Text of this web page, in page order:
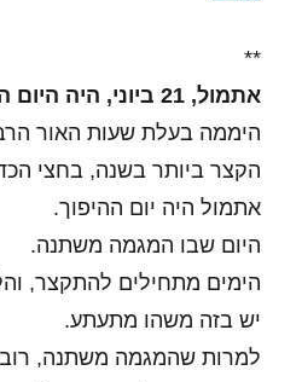
**
אתמול, 21 ביוני, היה היום הארוך בשנה.
היממה בעלת שעות האור
הקצר ביותר בשנה, בחצי
אתמול היה יום ההיפוך.
היום שבו המגמה משתנה.
הימים מתחילים להתקצר,
יש בזה משהו מתעתע.
למרות שהמגמה משתנה, רוב